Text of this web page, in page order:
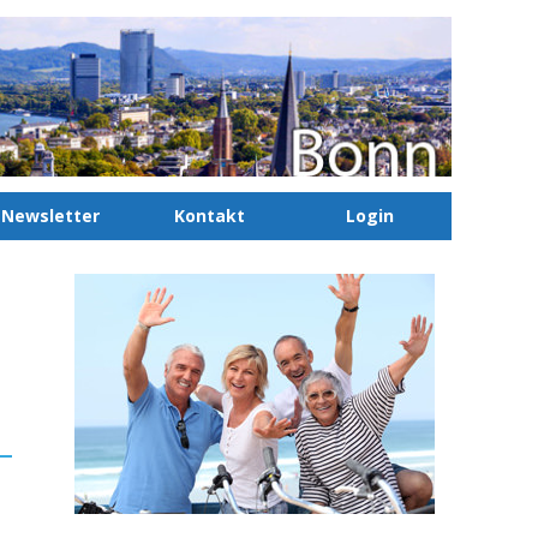
Newsletter Kontakt Login